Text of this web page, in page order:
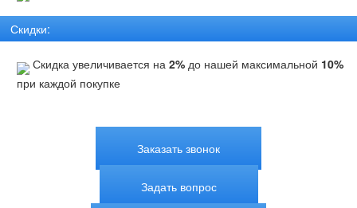
Скидки:
Скидка увеличивается на 2% до нашей максимальной 10%
при каждой покупке
Заказать звонок
Задать вопрос